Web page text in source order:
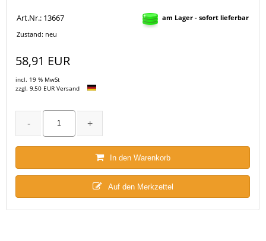
Art.Nr.: 13667
Zustand: neu
am Lager - sofort lieferbar
58,91 EUR
incl. 19 % MwSt
zzgl. 9,50 EUR Versand
In den Warenkorb
Auf den Merkzettel